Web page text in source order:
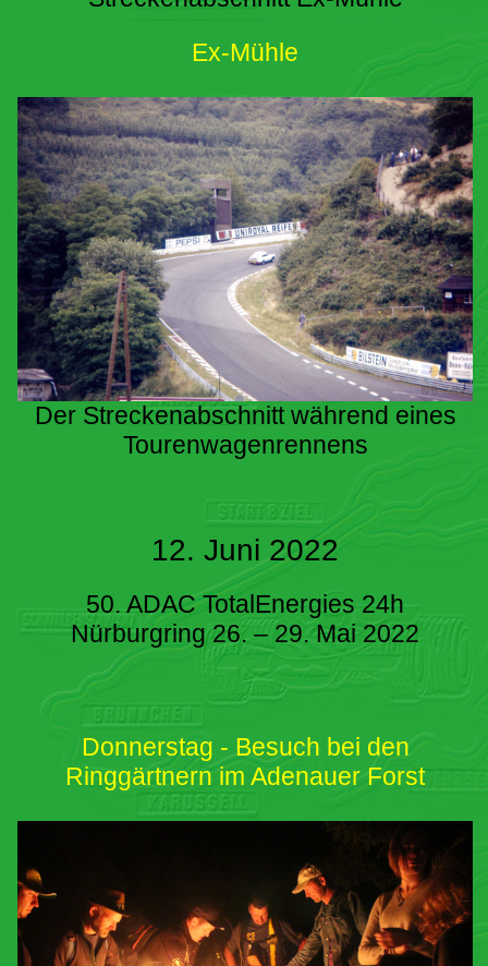
Ex-Mühle
Der Streckenabschnitt während eines
Tourenwagenrennens
12. Juni 2022
50. ADAC TotalEnergies 24h
Nürburgring 26. – 29. Mai 2022
Donnerstag - Besuch bei den
Ringgärtnern im Adenauer Forst